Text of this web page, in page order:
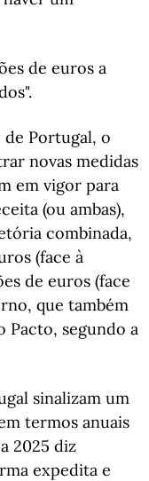
de euros a
de Portugal, o
novas medidas
em vigor para
(ou ambas),
combinada,
(face à
de euros (face
que também
segundo a
sinalizam um
termos anuais
2025 diz
expedita e